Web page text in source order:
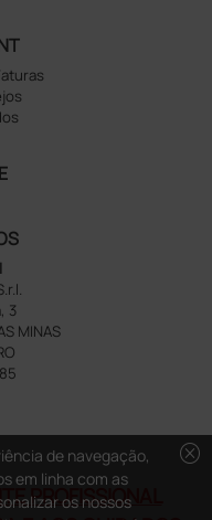
3
MINAS
PROFISSIONAL
cancel
de navegação,
em linha com as
os nossos